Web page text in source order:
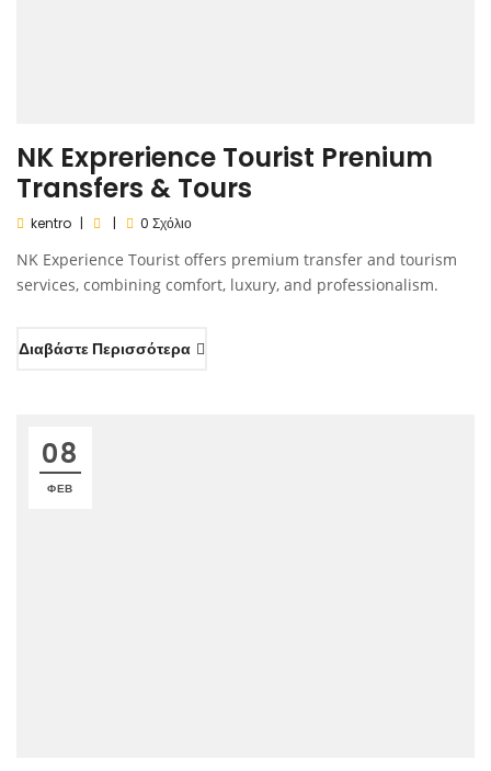
NK Exprerience Tourist Prenium
Transfers & Tours
kentro 0 Σχόλιο
NK Experience Tourist offers premium transfer and tourism
services, combining comfort, luxury, and professionalism.
Διαβάστε Περισσότερα
08
ΦΕΒ